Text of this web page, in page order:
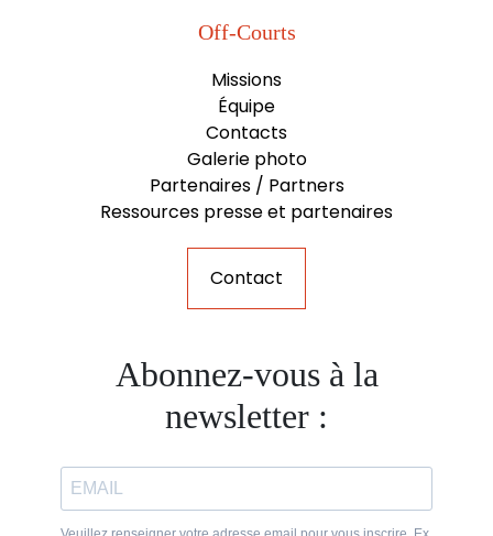
Off-Courts
Missions
Équipe
Contacts
Galerie photo
Partenaires / Partners
Ressources presse et partenaires
Contact
Abonnez-vous à la
newsletter :